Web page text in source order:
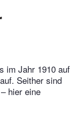
im Jahr 1910 auf
Seither sind
hier eine